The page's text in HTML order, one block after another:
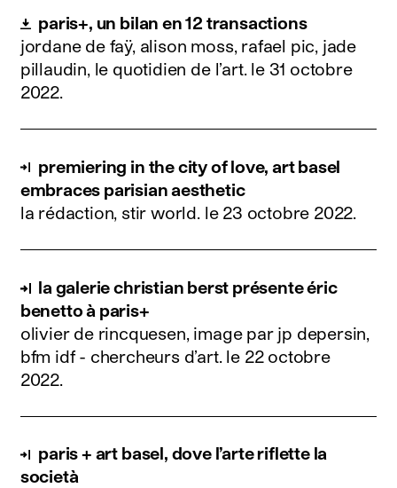
paris+, un bilan en 12 transactions
jordane de faÿ, alison moss, rafael pic, jade
pillaudin, le quotidien de l’art. le 31 octobre
2022.
premiering in the city of love, art basel
embraces parisian aesthetic
la rédaction, stir world. le 23 octobre 2022.
la galerie christian berst présente éric
benetto à paris+
olivier de rincquesen, image par jp depersin,
bfm idf - chercheurs d’art. le 22 octobre
2022.
paris + art basel, dove l’arte riflette la
società